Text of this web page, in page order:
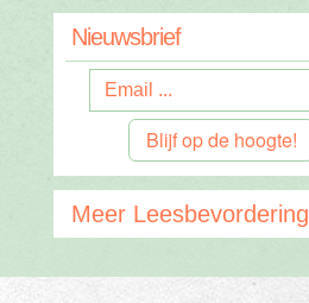
Nieuwsbrief
Blijf op de hoogte!
Meer Leesbevordering